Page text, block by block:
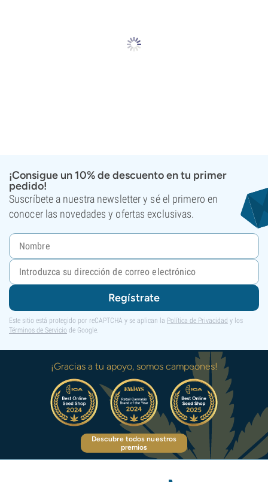
¡Consigue un 10% de descuento en tu primer
pedido!
Suscríbete a nuestra newsletter y sé el primero en
conocer las novedades y ofertas exclusivas.
Regístrate
Este sitio está protegido por reCAPTCHA y se aplican la Política de Privacidad y los
Términos de Servicio de Google.
¡Gracias a tu apoyo, somos campeones!
Descubre todos nuestros
premios